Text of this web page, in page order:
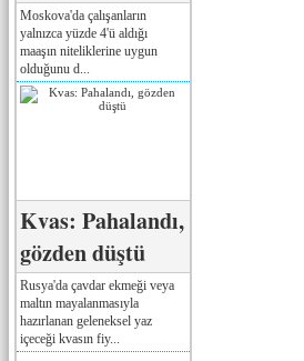
Moskova'da çalışanların
yalnızca yüzde 4'ü aldığı
maaşın niteliklerine uygun
olduğunu d...
Kvas: Pahalandı,
gözden düştü
Rusya'da çavdar ekmeği veya
maltın mayalanmasıyla
hazırlanan geleneksel yaz
içeceği kvasın fiy...